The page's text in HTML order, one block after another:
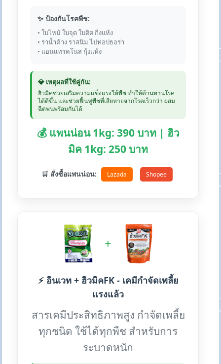
✨ ป้องกันโรคพืช:
• ใบไหม้ ใบจุด ใบติด กิ่งแห้ง
• ราน้ำค้าง ราสนิม ไปทอปธอร่า
• แอนแทรคโนส กุ้งแห้ง
💎 เหตุผลที่ใช้คู่กัน:
ฮิวมิคช่วยเสริมความแข็งแรงให้พืช ทำให้ต้านทานโรค
ได้ดีขึ้น และช่วยฟื้นฟูพืชที่เสียหายจากโรคเร็วกว่า ผสม
ฉีดพ่นพร้อมกันได้
💰 แพนน่อน 1kg: 390 บาท | ฮิว
มิค 1kg: 250 บาท
🛒 สั่งซื้อแพนน่อน: Lazada Shopee
+
⚡ อินเวท + ฮิวมิคFK - เคมีกำจัดเพลี้ย
แรงแล้ว
สารเคมีประสิทธิภาพสูง กำจัดเพลี้ย
ทุกชนิด ใช้ได้ทุกพืช สำหรับการ
ระบาดหนัก